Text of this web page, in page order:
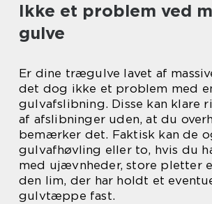
Ikke et problem ved
gulve
Er dine trægulve lavet af
det dog ikke et problem med
gulvafslibning. Disse kan klare
af afslibninger uden, at du
bemærker det. Faktisk kan de
gulvafhøvling eller to, hvis du
med ujævnheder, store pletter
den lim, der har holdt et
gulvtæppe fast.